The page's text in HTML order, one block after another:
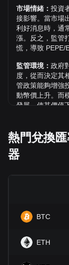
市場情緒： 投資
接影響。當市場
利好消息時，通
漲。反之，監管
慌，導致 PEPE/
監管環境： 政府
度，從而決定其
管政策能夠增強
動幣價上升。而
發展，使其價值
經濟成長等關鍵
PEPE/EUR 的匯
任，促使投資者
高其價格。
性的提升，都為
投資者需深入了
勢，並根據市場
熱門兌換
器
BTC
ETH